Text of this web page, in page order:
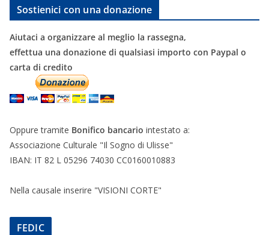
Sostienici con una donazione
Aiutaci a organizzare al meglio la rassegna,
effettua una donazione di qualsiasi importo con Paypal o
carta di credito
Oppure tramite Bonifico bancario intestato a:
Associazione Culturale "Il Sogno di Ulisse"
IBAN: IT 82 L 05296 74030 CC0160010883
Nella causale inserire "VISIONI CORTE"
FEDIC